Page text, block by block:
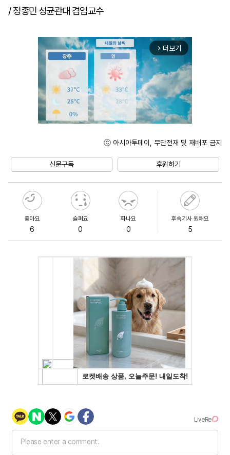
/ 정종민 성균관대 겸임교수
arrow_forward_ios 더보기
ⓒ 아시아투데이, 무단전재 및 재배포 금지
신문구독 후원하기
좋아요
6
슬퍼요
0
화나요
0
후속기사 원해요
5